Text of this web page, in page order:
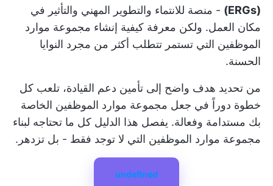
(ERGs)
- منصة للانتماء والتطوير المهني والتأثير في
مكان العمل. ولكن معرفة كيفية إنشاء مجموعة موارد
الموظفين التي تستمر تتطلب أكثر من مجرد النوايا
الحسنة.
من تحديد هدف واضح إلى تأمين دعم القيادة، تلعب كل
خطوة دوراً في جعل مجموعة موارد الموظفين الخاصة
بك مستدامة وفعالة. يفصل هذا الدليل كل ما تحتاجه لبناء
مجموعة موارد الموظفين التي لا توجد فقط - بل تزدهر.
undefined